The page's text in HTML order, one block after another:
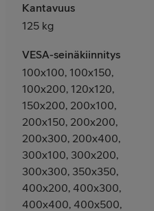
Kantavuus
125 kg
VESA-seinäkiinnitys
100x100, 100x150,
100x200, 120x120,
150x200, 200x100,
200x150, 200x200,
200x300, 200x400,
300x100, 300x200,
300x300, 350x350,
400x200, 400x300,
400x400, 400x500,